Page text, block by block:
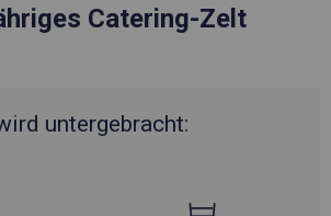
Catering-Zelt
untergebracht: